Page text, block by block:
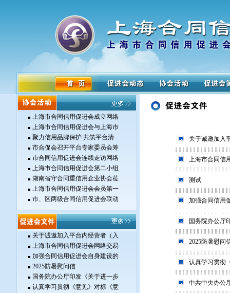
上海市合同信用促进会成立网络
上海市合同信用促进会与上海市
聚力信用品牌保护 共筑平台清
市合促会召开平台专家委员会筹
市合同信用促进会连续走访网络
上海市合同信用促进会第二小组
湖南省守合同重信用企业协会莅
上海市合同信用促进会会员第一
市、区两级合同信用促进会联动
关于诚邀加入平台内经营者（入
上海市合同信用促进会网络交易
加强合同信用促进会自身建设的
2025防暑慰问信
国务院办公厅印发《关于进一步
认真学习贯彻《意见》对标《意
关于诚邀加入
上海市合同信
测试
加强合同信用
国务院办公厅
2025防暑慰问
认真学习贯彻
中共中央办公